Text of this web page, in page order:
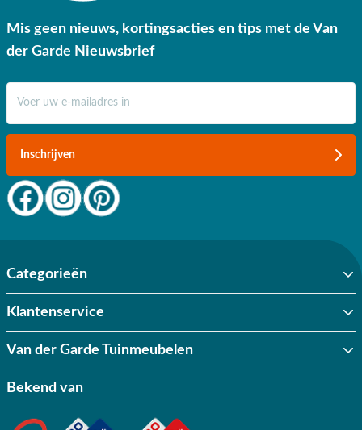
Mis geen nieuws, kortingsacties en tips met de Van
der Garde Nieuwsbrief
Inschrijven
Categorieën
Klantenservice
Van der Garde Tuinmeubelen
Bekend van